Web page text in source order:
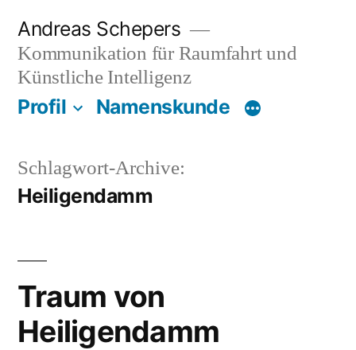
Inhalt
springen
Andreas Schepers
Kommunikation für Raumfahrt und
Künstliche Intelligenz
Profil Namenskunde
Schlagwort-Archive:
Heiligendamm
Traum von
Heiligendamm